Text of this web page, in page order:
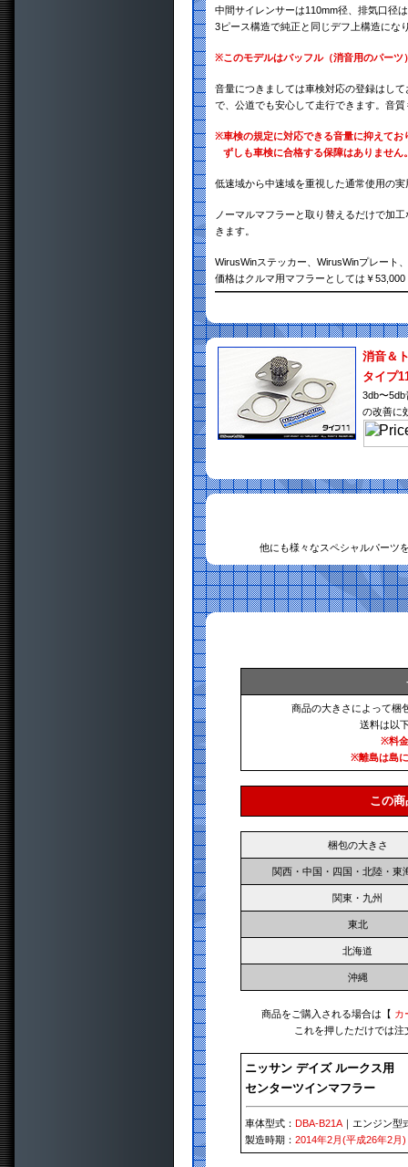
中間サイレンサーは110mm径、排気口径
3ピース構造で純正と同じデフ上構造にな
※このモデルはバッフル（消音用のパー
音量につきましては車検対応の登録はし
で、公道でも安心して走行できます。音
※車検の規定に対応できる音量に抑えて
ずしも車検に合格する保障はありませ
低速域から中速域を重視した通常使用の
ノーマルマフラーと取り替えるだけで加
きます。
WirusWinステッカー、WirusWinプレート
価格はクルマ用マフラーとしては￥
消音＆
タイプ
3db〜
の改善に
他にも様々なスペシャルパーツ
商品の大きさによって梱
送料は以
※料
※離島は島
この
梱包の大きさ
関西・中国・四国・北陸・東
関東・九州
東北
北海道
沖縄
商品をご購入される場合は【 カ
これを押しただけでは
ニッサン デイズ ルークス用
センターツインマフラー
車体型式：DBA-B21A ｜エンジン型
製造時期：2014年2月(平成26年2月)